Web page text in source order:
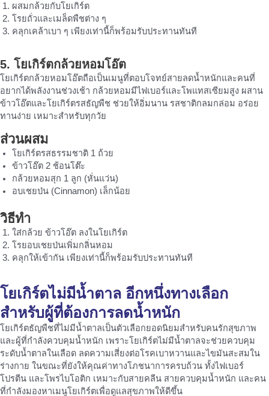
ผสมกล้วยกับโยเกิร์ต
โรยถั่วและเมล็ดพืชต่าง ๆ
คลุกเคล้าเบา ๆ เพียงเท่านี้ก็พร้อมรับประทานทันที
5. โยเกิร์ตกล้วยหอมโอ๊ต
โยเกิร์ตกล้วยหอมโอ๊ตถือเป็นเมนูที่ตอบโจทย์สายลดน้ำหนักและคนที่
อยากได้พลังงานช่วงเช้า กล้วยหอมมีไฟเบอร์และโพแทสเซียมสูง ผสาน
ข้าวโอ๊ตและโยเกิร์ตรสธัญพืช ช่วยให้อิ่มนาน รสชาติกลมกล่อม อร่อย
ทานง่าย เหมาะสำหรับทุกวัย
ส่วนผสม
โยเกิร์ตรสธรรมชาติ 1 ถ้วย
ข้าวโอ๊ต 2 ช้อนโต๊ะ
กล้วยหอมสุก 1 ลูก (หั่นแว่น)
อบเชยป่น (Cinnamon) เล็กน้อย
วิธีทำ
ใส่กล้วย ข้าวโอ๊ต ลงในโยเกิร์ต
โรยอบเชยป่นเพิ่มกลิ่นหอม
คลุกให้เข้ากัน เพียงเท่านี้ก็พร้อมรับประทานทันที
โยเกิร์ตไม่มีน้ำตาล อีกหนึ่งทางเลือก
สำหรับผู้ที่ต้องการลดน้ำหนัก
โยเกิร์ตธัญพืชที่ไม่มีน้ำตาลเป็นตัวเลือกยอดนิยมสำหรับคนรักสุขภาพ
และผู้ที่กำลังควบคุมน้ำหนัก เพราะโยเกิร์ตไม่มีน้ำตาลจะช่วยควบคุม
ระดับน้ำตาลในเลือด ลดความเสี่ยงต่อโรคเบาหวานและไขมันสะสมใน
ร่างกาย ในขณะที่ยังให้คุณค่าทางโภชนาการครบถ้วน ทั้งไฟเบอร์
โปรตีน และโพรไบโอติก เหมาะกับสายคลีน สายควบคุมน้ำหนัก และคน
ที่กำลังมองหาเมนูโยเกิร์ตเพื่อดูแลสุขภาพให้ดีขึ้น